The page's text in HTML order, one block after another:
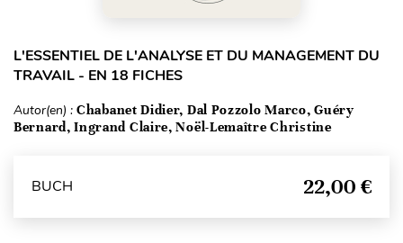
L'ESSENTIEL DE L'ANALYSE ET DU MANAGEMENT DU
TRAVAIL - EN 18 FICHES
Autor(en) : Chabanet Didier, Dal Pozzolo Marco, Guéry
Bernard, Ingrand Claire, Noël-Lemaître Christine
BUCH 22,00 €